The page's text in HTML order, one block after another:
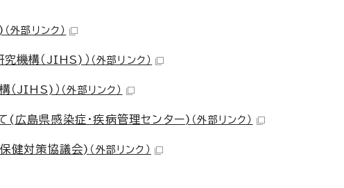
（外部リンク）
究機構（JIHS)） （外部リンク）
（JIHS)） （外部リンク）
(広島県感染症・疾病管理センター) （外部リンク）
健対策協議会) （外部リンク）